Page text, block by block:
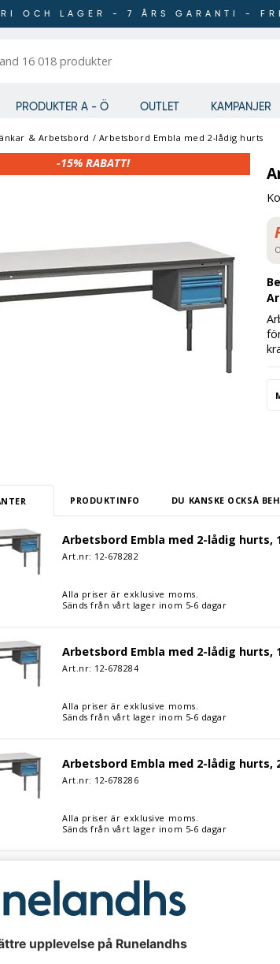
OCH LAGER - 7 ÅRS GARANTI -
PRODUKTER A - Ö OUTLET KAMPANJER
& Arbetsbord / Arbetsbord Embla med 2-lådig hurts
-15%RABATT!
PRODUKTINFO DU KANSKE OCKSÅ
med 2-lådig hurts, 1200x600 mm. Grå laminat
Arbetsbord Embla med 2-lådig hurts,
Art.nr: 12-678282
Alla priser är exklusive moms.
Sänds från vårt lager inom 5-6 dagar
med 2-lådig hurts, 1600x600 mm. Grå laminat
Arbetsbord Embla med 2-lådig hurts,
Art.nr: 12-678284
Alla priser är exklusive moms.
Sänds från vårt lager inom 5-6 dagar
med 2-lådig hurts, 2000x600 mm. Grå laminat
Arbetsbord Embla med 2-lådig hurts,
Art.nr: 12-678286
Alla priser är exklusive moms.
Sänds från vårt lager inom 5-6 dagar
med 2-lådig hurts, 1200x800 mm. Grå laminat
Arbetsbord Embla med 2-lådig hurts,
Art.nr: 12-678283
Sänds från vårt lager inom 5-6 dagar